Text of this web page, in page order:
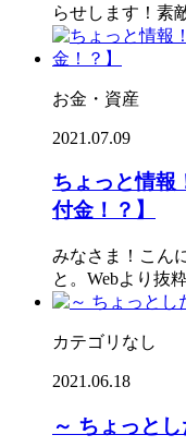
らせします！素
お金・資産
2021.07.09
ちょっと情報
付金！？】
みなさま！こん
と。Webより抜
カテゴリなし
2021.06.18
～ ちょっと